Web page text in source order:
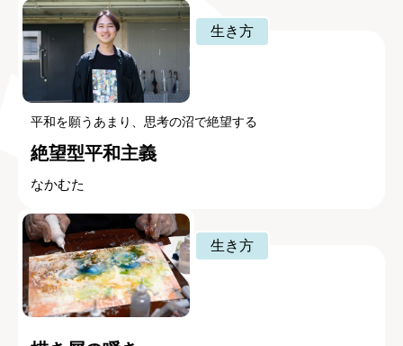
生き方
平和を願うあまり、思考の沼で絶望する
絶望型平和主義
なかむた
生き方